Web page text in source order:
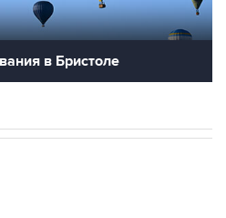
в Бристоле